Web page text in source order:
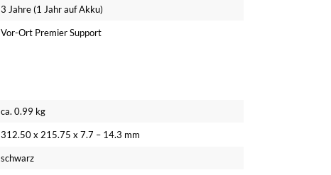
3 Jahre (1 Jahr auf Akku)
Vor-Ort Premier Support
ca. 0.99 kg
312.50 x 215.75 x 7.7 – 14.3 mm
schwarz